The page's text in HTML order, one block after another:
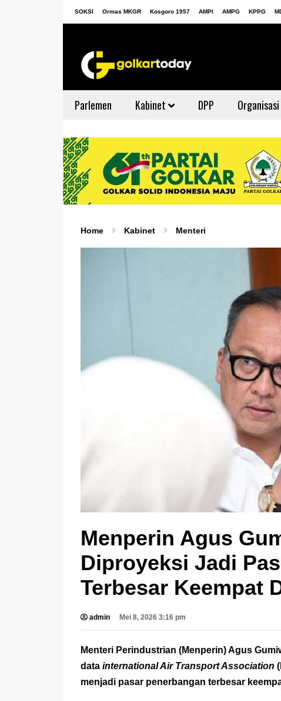
SOKSI Ormas MKGR Kosgoro 1957 AMPI AMPG KPPG
Parlemen Kabinet DPP
Home Kabinet Menteri
Menperin Agus
Diproyeksi Jadi
Terbesar Keempat
admin Mei 8, 2026 3:16 pm
Menteri Perindustrian (Menperin) Agus
data international Air Transport Association
menjadi pasar penerbangan terbesar